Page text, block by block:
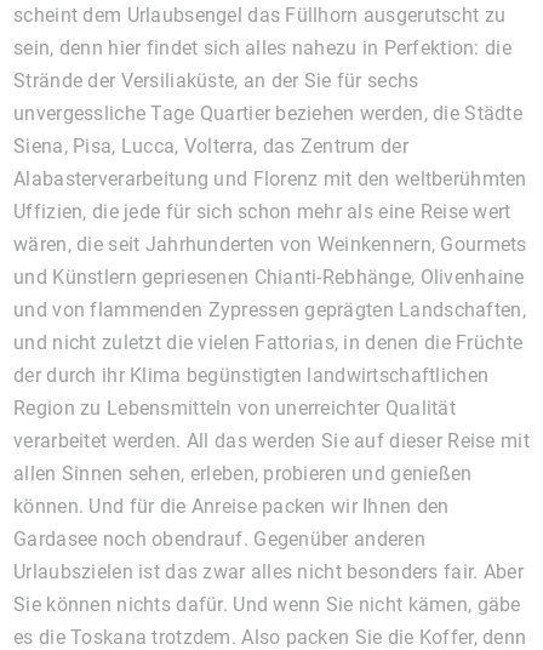
scheint dem Urlaubsengel das Füllhorn ausgerutscht zu
sein, denn hier findet sich alles nahezu in Perfektion: die
Strände der Versiliaküste, an der Sie für sechs
unvergessliche Tage Quartier beziehen werden, die Städte
Siena, Pisa, Lucca, Volterra, das Zentrum der
Alabasterverarbeitung und Florenz mit den weltberühmten
Uffizien, die jede für sich schon mehr als eine Reise wert
wären, die seit Jahrhunderten von Weinkennern, Gourmets
und Künstlern gepriesenen Chianti-Rebhänge, Olivenhaine
und von flammenden Zypressen geprägten Landschaften,
und nicht zuletzt die vielen Fattorias, in denen die Früchte
der durch ihr Klima begünstigten landwirtschaftlichen
Region zu Lebensmitteln von unerreichter Qualität
verarbeitet werden. All das werden Sie auf dieser Reise mit
allen Sinnen sehen, erleben, probieren und genießen
können. Und für die Anreise packen wir Ihnen den
Gardasee noch obendrauf. Gegenüber anderen
Urlaubszielen ist das zwar alles nicht besonders fair. Aber
Sie können nichts dafür. Und wenn Sie nicht kämen, gäbe
es die Toskana trotzdem. Also packen Sie die Koffer, denn